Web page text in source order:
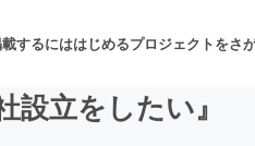
するにははじめるプロジェクトをさ
設立をしたい』